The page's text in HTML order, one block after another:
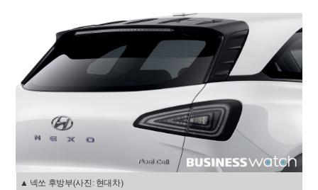
▲ 넥쏘 후방부(사진: 현대차)